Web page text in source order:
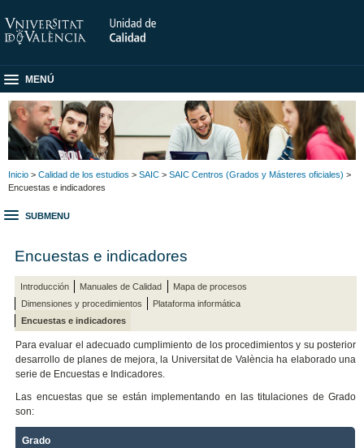
MENÚ
Inicio > Calidad de los estudios > SAIC > SAIC Centros (Grados y Másteres oficiales) >
Encuestas e indicadores
SUBMENU
Encuestas e indicadores
Introducción Manuales de Calidad
Mapa de procesos
Dimensiones y procedimientos
Plataforma informática
Encuestas e indicadores
Para evaluar el adecuado cumplimiento de los procedimientos y su posterior
desarrollo de planes de mejora, la Universitat de València ha elaborado una
serie de Encuestas e Indicadores.
Las encuestas que se están implementando en las titulaciones de Grado
son:
Grado